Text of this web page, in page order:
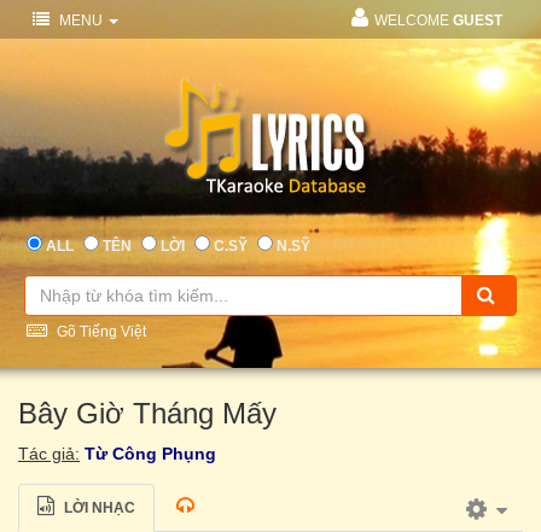
MENU WELCOME GUEST
ALL TÊN LỜI C.SỸ N.SỸ
Gõ Tiếng Việt
Bây Giờ Tháng Mấy
Tác giả: Từ Công Phụng
LỜI NHẠC